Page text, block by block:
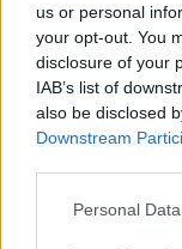
us or personal
your opt-out. You
disclosure of your
IAB’s list of
also be disclosed
Downstream
Please note that
Personal